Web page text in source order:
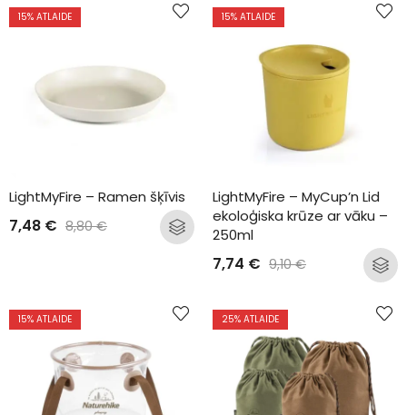
15% ATLAIDE
LightMyFire – Ramen šķīvis
7,48 € 8,80€
15% ATLAIDE
LightMyFire – MyCup’n Lid
ekoloģiska krūze ar vāku –
250ml
7,74 € 9,10€
15% ATLAIDE 25% ATLAIDE